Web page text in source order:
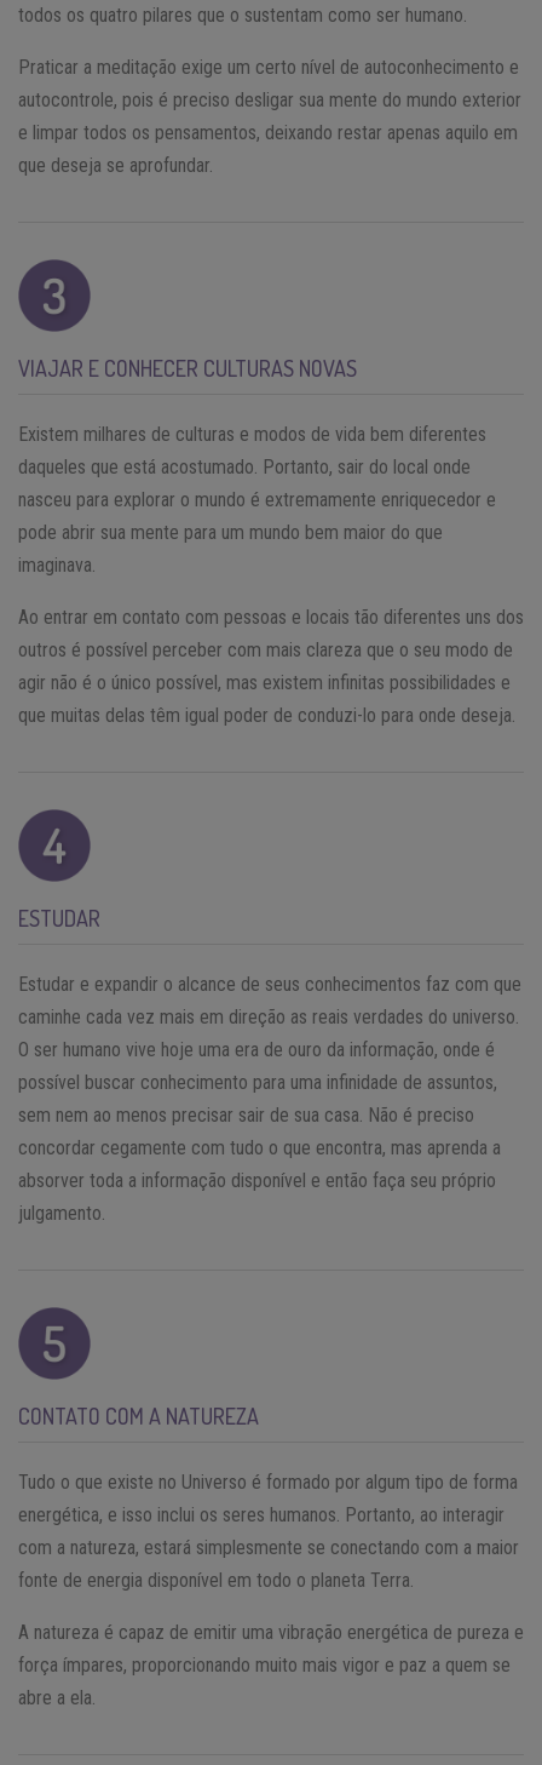
todos os quatro pilares que o sustentam como ser humano.
Praticar a meditação exige um certo nível de autoconhecimento e
autocontrole, pois é preciso desligar sua mente do mundo exterior
e limpar todos os pensamentos, deixando restar apenas aquilo em
que deseja se aprofundar.
VIAJAR E CONHECER CULTURAS NOVAS
Existem milhares de culturas e modos de vida bem diferentes
daqueles que está acostumado. Portanto, sair do local onde
nasceu para explorar o mundo é extremamente enriquecedor e
pode abrir sua mente para um mundo bem maior do que
imaginava.
Ao entrar em contato com pessoas e locais tão diferentes uns dos
outros é possível perceber com mais clareza que o seu modo de
agir não é o único possível, mas existem infinitas possibilidades e
que muitas delas têm igual poder de conduzi-lo para onde deseja.
ESTUDAR
Estudar e expandir o alcance de seus conhecimentos faz com que
caminhe cada vez mais em direção as reais verdades do universo.
O ser humano vive hoje uma era de ouro da informação, onde é
possível buscar conhecimento para uma infinidade de assuntos,
sem nem ao menos precisar sair de sua casa. Não é preciso
concordar cegamente com tudo o que encontra, mas aprenda a
absorver toda a informação disponível e então faça seu próprio
julgamento.
CONTATO COM A NATUREZA
Tudo o que existe no Universo é formado por algum tipo de forma
energética, e isso inclui os seres humanos. Portanto, ao interagir
com a natureza, estará simplesmente se conectando com a maior
fonte de energia disponível em todo o planeta Terra.
A natureza é capaz de emitir uma vibração energética de pureza e
força ímpares, proporcionando muito mais vigor e paz a quem se
abre a ela.